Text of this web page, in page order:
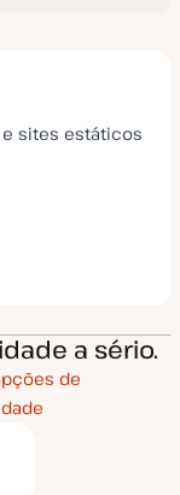
sites estáticos
a sério.
de